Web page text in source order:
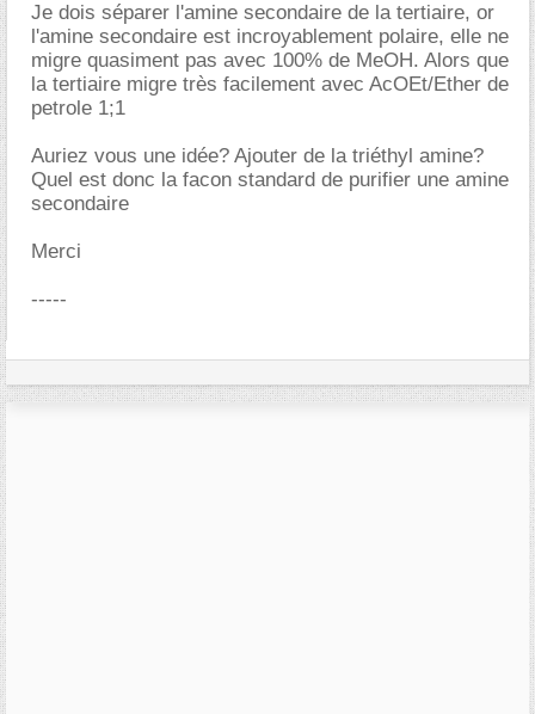
Je dois séparer l'amine secondaire de la tertiaire, or
l'amine secondaire est incroyablement polaire, elle ne
migre quasiment pas avec 100% de MeOH. Alors que
la tertiaire migre très facilement avec AcOEt/Ether de
petrole 1;1
Auriez vous une idée? Ajouter de la triéthyl amine?
Quel est donc la facon standard de purifier une amine
secondaire
Merci
-----